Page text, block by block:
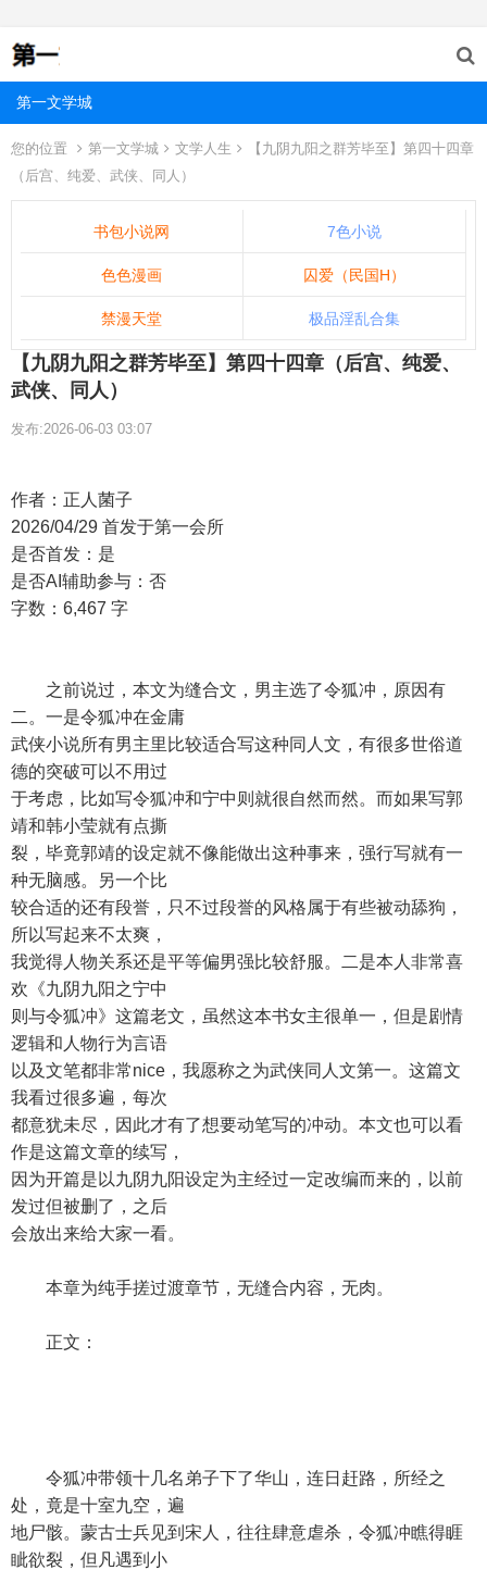
第一文学城
您的位置 第一文学城 文学人生
【九阴九阳之群芳毕至】第四十四章
（后宫、纯爱、武侠、同人）
书包小说网 7色小说
色色漫画 囚爱（民国H）
禁漫天堂 极品淫乱合集
【九阴九阳之群芳毕至】第四十四章（后宫、纯爱、
武侠、同人）
发布:2026-06-03 03:07
作者：正人菌子
2026/04/29 首发于第一会所
是否首发：是
是否AI辅助参与：否
字数：6,467 字
之前说过，本文为缝合文，男主选了令狐冲，原因有
二。一是令狐冲在金庸
武侠小说所有男主里比较适合写这种同人文，有很多世俗道
德的突破可以不用过
于考虑，比如写令狐冲和宁中则就很自然而然。而如果写郭
靖和韩小莹就有点撕
裂，毕竟郭靖的设定就不像能做出这种事来，强行写就有一
种无脑感。另一个比
较合适的还有段誉，只不过段誉的风格属于有些被动舔狗，
所以写起来不太爽，
我觉得人物关系还是平等偏男强比较舒服。二是本人非常喜
欢《九阴九阳之宁中
则与令狐冲》这篇老文，虽然这本书女主很单一，但是剧情
逻辑和人物行为言语
以及文笔都非常nice，我愿称之为武侠同人文第一。这篇文
我看过很多遍，每次
都意犹未尽，因此才有了想要动笔写的冲动。本文也可以看
作是这篇文章的续写，
因为开篇是以九阴九阳设定为主经过一定改编而来的，以前
发过但被删了，之后
会放出来给大家一看。
本章为纯手搓过渡章节，无缝合内容，无肉。
正文：
令狐冲带领十几名弟子下了华山，连日赶路，所经之
处，竟是十室九空，遍
地尸骸。蒙古士兵见到宋人，往往肆意虐杀，令狐冲瞧得睚
眦欲裂，但凡遇到小